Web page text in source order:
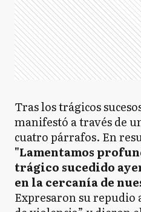
Tras los trágicos
manifestó a través de
cuatro párrafos. En
"Lamentamos
trágico sucedido
en la cercanía de
Expresaron su repudio